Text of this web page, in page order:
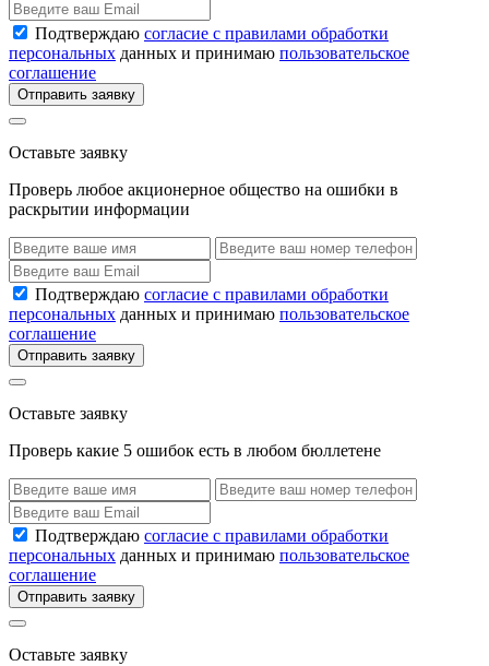
Подтверждаю согласие с правилами обработки
персональных данных и принимаю пользовательское
соглашение
Отправить заявку
Оставьте заявку
Проверь любое акционерное общество на ошибки в
раскрытии информации
Подтверждаю согласие с правилами обработки
персональных данных и принимаю пользовательское
соглашение
Отправить заявку
Оставьте заявку
Проверь какие 5 ошибок есть в любом бюллетене
Подтверждаю согласие с правилами обработки
персональных данных и принимаю пользовательское
соглашение
Отправить заявку
Оставьте заявку